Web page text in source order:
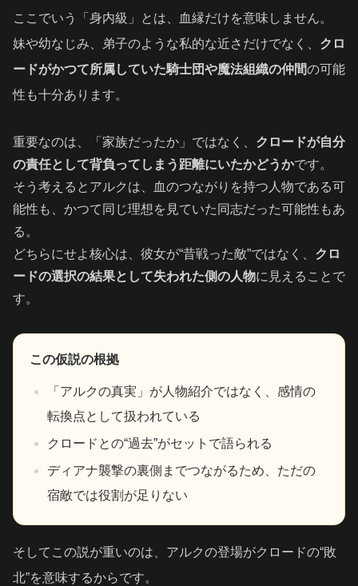
ここでいう「身内級」とは、血縁だけを意味しません。
妹や幼なじみ、弟子のような私的な近さだけでなく、 クロ
ードがかつて所属していた騎士団や魔法組織の仲間の可能
性も十分あります。
重要なのは、「家族だったか」ではなく、 クロードが自分
の責任として背負ってしまう距離にいたかどうかです。
そう考えるとアルクは、血のつながりを持つ人物である可
能性も、かつて同じ理想を見ていた同志だった可能性もあ
る。
どちらにせよ核心は、彼女が“昔戦った敵”ではなく、 クロ
ードの選択の結果として失われた側の人物に見えることで
す。
この仮説の根拠
「アルクの真実」が人物紹介ではなく、感情の
転換点として扱われている
クロードとの“過去”がセットで語られる
ディアナ襲撃の裏側までつながるため、ただの
宿敵では役割が足りない
そしてこの説が重いのは、アルクの登場がクロードの“敗
北”を意味するからです。